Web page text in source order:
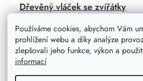
Používáme cookies, abychom Vám
prohlížení webu a díky analýze
zlepšovali jeho funkce, výkon a
informací
Dřevěný vláček se zvířátky
Dřevěný vláček v krásných barvách a
pasažérů zabaví každé zvídavé dítě.
je navíc skvělá na procvičování